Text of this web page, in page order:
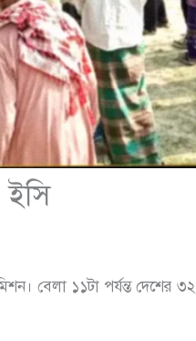
ইসি
বেলা ১১টা পর্যন্ত দেশের ৩২